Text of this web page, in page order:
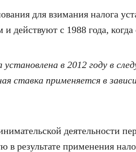
для взимания налога
и действуют с 1988 года,
установлена в 2012 году в
ставка применяется в
деятельности
в результате применения